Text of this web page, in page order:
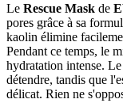
Le Rescue Mask de
pores grâce à sa
kaolin élimine
Pendant ce temps, le
hydratation intense.
détendre, tandis que
délicat. Rien ne